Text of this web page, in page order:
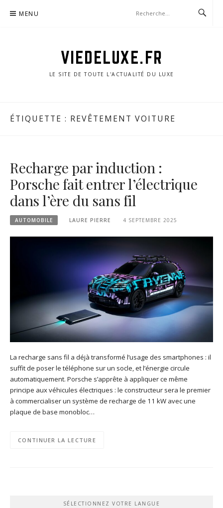
MENU
VIEDELUXE.FR
LE SITE DE TOUTE L'ACTUALITÉ DU LUXE
ÉTIQUETTE : REVÊTEMENT VOITURE
Recharge par induction :
Porsche fait entrer l’électrique
dans l’ère du sans fil
AUTOMOBILE LAURE PIERRE 4 SEPTEMBRE 2025
La recharge sans fil a déjà transformé l’usage des smartphones : il
suffit de poser le téléphone sur un socle, et l’énergie circule
automatiquement. Porsche s’apprête à appliquer ce même
principe aux véhicules électriques : le constructeur sera le premier
à commercialiser un système de recharge de 11 kW avec une
plaque de base monobloc…
CONTINUER LA LECTURE
SÉLECTIONNEZ VOTRE LANGUE